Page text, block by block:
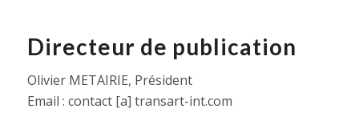
Directeur de publication
Olivier METAIRIE, Président
Email : contact [a] transart-int.com